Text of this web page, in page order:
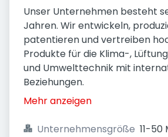
Unser Unternehmen besteht
Jahren. Wir entwickeln,
patentieren und vertreiben
Produkte für die Klima-,
und Umwelttechnik mit
Beziehungen.
Mehr anzeigen
Unternehmensgröße 11-50